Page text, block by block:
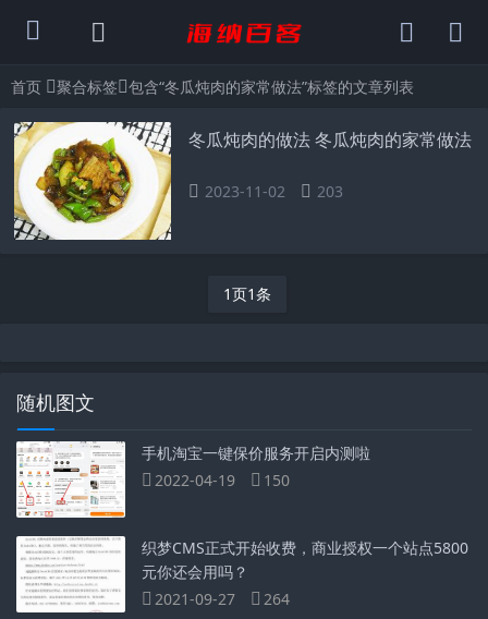
首页 聚合标签 包含“冬瓜炖肉的家常做法”标签的文章列表
冬瓜炖肉的做法 冬瓜炖肉的家常做法
2023-11-02 203
1页1条
随机图文
手机淘宝一键保价服务开启内测啦
2022-04-19
150
织梦CMS正式开始收费，商业授权一个站点5800
元你还会用吗？
2021-09-27
264